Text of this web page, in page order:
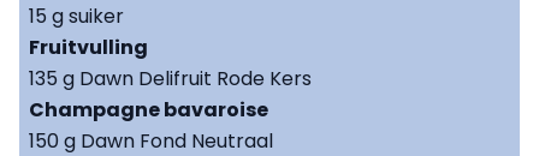
15 g suiker
Fruitvulling
135 g Dawn Delifruit Rode Kers
Champagne bavaroise
150 g Dawn Fond Neutraal